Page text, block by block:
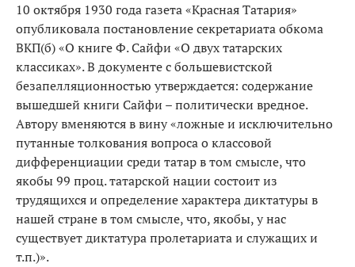
10 октября 1930 года газета «Красная Татария»
опубликовала постановление секретариата обкома
ВКП(б) «О книге Ф. Сайфи «О двух татарских
классиках». В документе с большевистской
безапелляционностью утверждается: содержание
вышедшей книги Сайфи – политически вредное.
Автору вменяются в вину «ложные и исключительно
путанные толкования вопроса о классовой
дифференциации среди татар в том смысле, что
якобы 99 проц. татарской нации состоит из
трудящихся и определение характера диктатуры в
нашей стране в том смысле, что, якобы, у нас
существует диктатура пролетариата и служащих и
т.п.)».